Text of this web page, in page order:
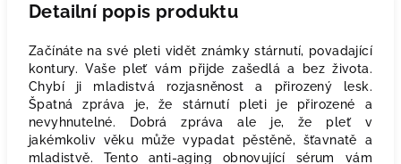
Detailní popis produktu
Začínáte na své pleti vidět známky stárnutí, povadající
kontury. Vaše pleť vám přijde zašedlá a bez života.
Chybí ji mladistvá rozjasněnost a přirozený lesk.
Špatná zpráva je, že stárnutí pleti je přirozené a
nevyhnutelné. Dobrá zpráva ale je, že pleť v
jakémkoliv věku může vypadat pěstěně, šťavnatě a
mladistvě. Tento anti-aging obnovující sérum vám